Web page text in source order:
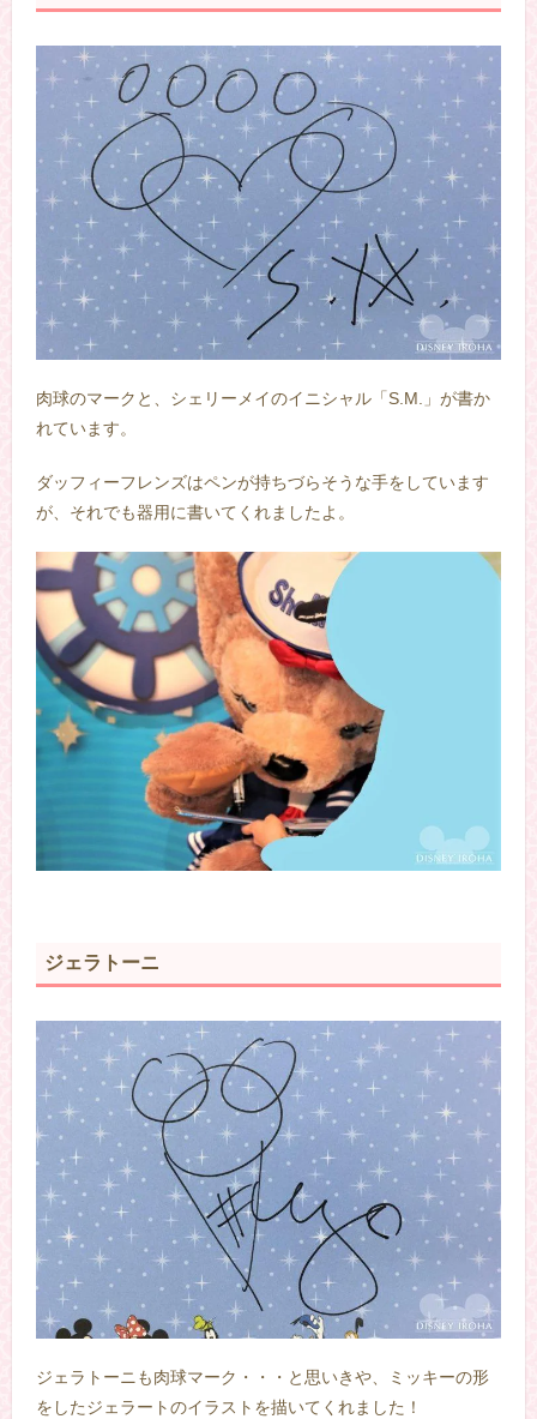
肉球のマークと、シェリーメイのイニシャル「S.M.」が書か
れています。
ダッフィーフレンズはペンが持ちづらそうな手をしています
が、それでも器用に書いてくれましたよ。
ジェラトーニ
ジェラトーニも肉球マーク・・・と思いきや、ミッキーの形
をしたジェラートのイラストを描いてくれました！